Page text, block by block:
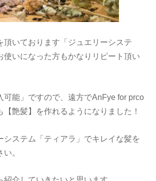
頂いております「ジュエリーシステ
使いになった方もかなりリピート頂い
可能」ですので、遠方でAnFye for prco
【艶髪】を作れるようになりました！
システム「ティアラ」でキレイな髪を
。